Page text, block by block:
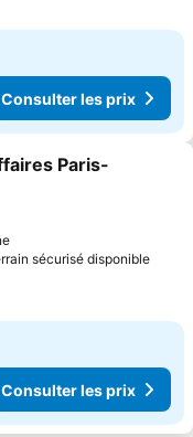
Consulter les prix
mes favoris
Paris-
sécurisé disponible
Consulter les prix